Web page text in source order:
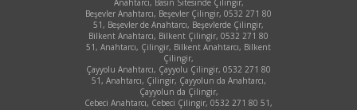
Beşevler Anahtarcı, Beşevler Çilingir, 0532 271 80
51, Beşevler de Anahtarcı, Beşevlerde Çilingir,
Bilkent Anahtarcı, Bilkent Çilingir, 0532 271 80
51, Anahtarcı, Çilingir, Bilkent Anahtarcı, Bilkent
Çilingir,
Çayyolu Anahtarcı, Çayyolu Çilingir, 0532 271 80
51, Anahtarcı, Çilingir, Çayyolun da Anahtarcı,
Çayyolun da Çilingir,
Cebeci Anahtarcı, Cebeci Çilingir, 0532 271 80 51,